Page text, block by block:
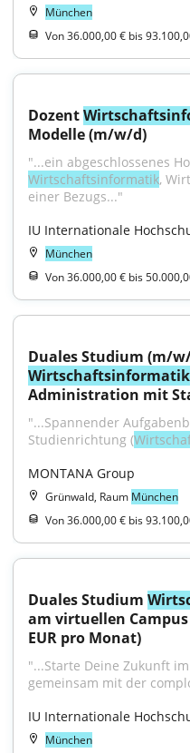
München
Von 36.000,00 € bis
Dozent
Modelle (m/w/d)
Wirtschaftsinformatik,
einer Bezugs..."
IU Internationale
München
Von 36.000,00 € bis
Wirtschaftsinformatik
Administration mit
"...Spannender
Studienrichtung (
MONTANA Group
Grünwald, Raum München
Von 36.000,00 € bis
Duales Studium
am virtuellen Campus
EUR pro Monat)
"...Starte Deine Zukunft
gemeinsam mit der
IU Internationale
München